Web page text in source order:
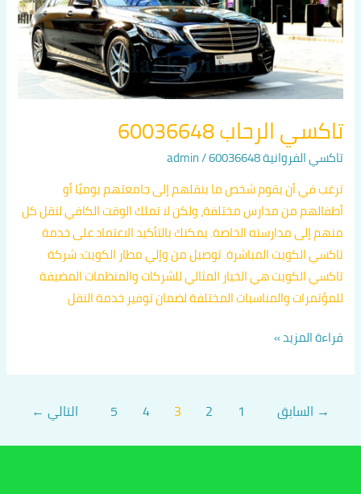
تاكسي الرحاب 60036648
تاكسي الفروانية 60036648 /
admin
ترغب في أن يقوم شخص ما بنقلهم إلى جامعتهم يوميًا أو
أطفالهم من مدارس مختلفة، ولكن لا تملك الوقت الكافي لنقل كل
منهم إلى مدارسته الخاصة. يمكنك بالتأكيد الاعتماد على خدمة
تاكسي الكويت المباشرة. توصيل من وإلي مطار الكويت: شركة
تاكسي الكويت هي الخيار المثالي للشركات والمنظمات المضيفة
للمؤتمرات والمناسبات المختلفة لضمان توفير خدمة النقل
قراءة المزيد »
→ السابق 1
2
3
4
5 التالي ←